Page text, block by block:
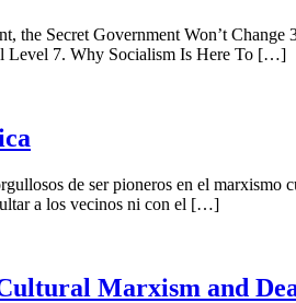
the Secret Government Won’t
Level 7. Why Socialism Is Here To […]
de ser pioneros en el
a los vecinos ni con el […]
Marxism and